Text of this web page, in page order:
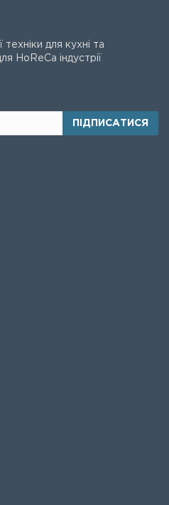
техніки для кухні та
HoReCa індустрії
ПІДПИСАТИСЯ